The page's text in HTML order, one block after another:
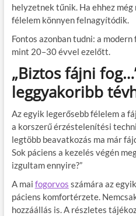
helyzetnek tűnik. Ha ehhez
félelem könnyen felnagyítódik.
Fontos azonban tudni: a
mint 20–30 évvel ezelőtt.
„Biztos fájni
leggyakoribb
Az egyik legerősebb félelem a
a korszerű érzéstelenítési
legtöbb beavatkozás ma már
Sok páciens a kezelés végén
izgultam ennyire?”
A mai fogorvos számára az
páciens komfortérzete.
hozzáállás is. A részletes